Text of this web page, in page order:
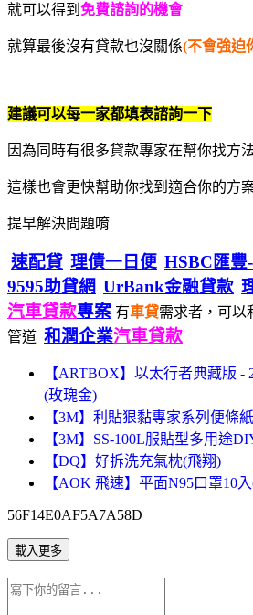
就可以得到 免費諮詢的機會
就算最後沒有貸款也沒關係(不會強迫
建議可以每一家都填表諮詢一下
因為同時有很多貸款專家在幫你找方
這樣也會更快幫助你找到適合你的方
提早解決問題唷
速配貸 理債一日便 HSBC匯豐
9595助貸網 UrBank金融貸款
汽車貸款專案 有車貸需求者，可以
管道 和潤企業汽車貸款
【ARTBOX】以太行者典藏版 -
(玫瑰金)
【3M】利貼狠黏專家系列便條
【3M】SS-100L服貼型多用途
【DQ】好拆洗充氣枕(飛翔)
【AOK 飛速】平面N95口罩10
56F14E0AF5A7A58D
載入更多